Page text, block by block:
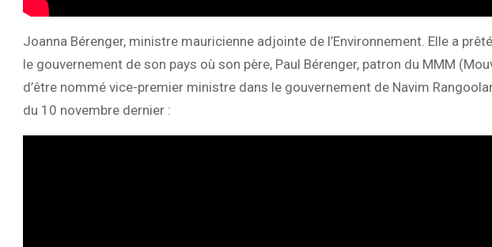
Joanna Bérenger, ministre mauricienne adjointe de l’Environnement. Elle a
le gouvernement de son pays où son père, Paul Bérenger, patron du MMM
d’être nommé vice-premier ministre dans le gouvernement de Navim
du 10 novembre dernier :